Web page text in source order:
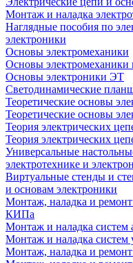
Монтаж и наладка
Наглядные пособия по
электроники
Основы электромеханики
Основы электромеханики
Основы электроники ЭТ
Светодинамические
Теоретические основы
Теоретические основы
Теория электрических
Теория электрических
Универсальные
электротехнике и
Виртуальные стенды и
и основам электроники
Монтаж, наладка и
КИПа
Монтаж и наладка систем
Монтаж и наладка систем
Монтаж, наладка и